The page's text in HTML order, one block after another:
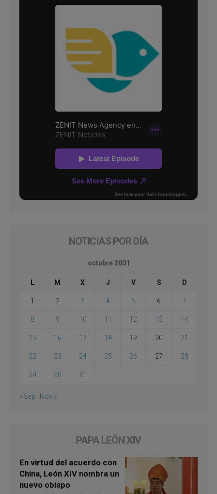
NOTICIAS POR DÍA
octubre 2001
L M X J V S D
1 2 3 4 5 6 7
8 9 10 11 12 13 14
15 16 17 18 19 20 21
22 23 24 25 26 27 28
29 30 31
« Sep Nov »
PAPA LEÓN XIV
En virtud del acuerdo con
China, León XIV nombra un
nuevo obispo